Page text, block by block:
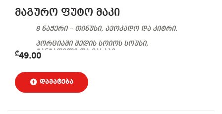
მაგურო ფუტო მაკი
8 ნაჭერი – თინუსი, ავოკადო და კიტრი.
პორციაში შედის სოიოს სოუსი,
ჯანჯაფილი და ვასაბი.
₾49.00